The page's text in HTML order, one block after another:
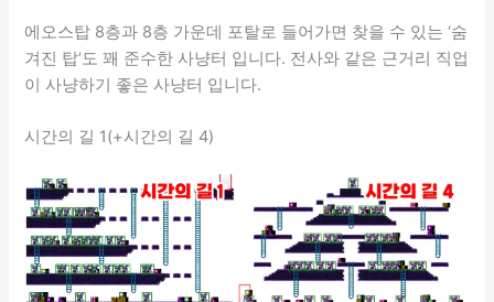
에오스탑 8층과 8층 가운데 포탈로 들어가면 찾을 수 있는 ‘숨
겨진 탑’도 꽤 준수한 사냥터 입니다. 전사와 같은 근거리 직업
이 사냥하기 좋은 사냥터 입니다.
시간의 길 1(+시간의 길 4)